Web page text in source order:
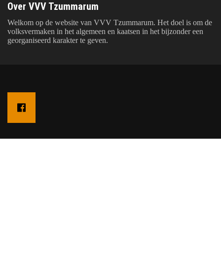
Over VVV Tzummarum
Welkom op de website van VVV Tzummarum. Het doel is om de
volksvermaken in het algemeen en kaatsen in het bijzonder een
georganiseerd karakter te geven.